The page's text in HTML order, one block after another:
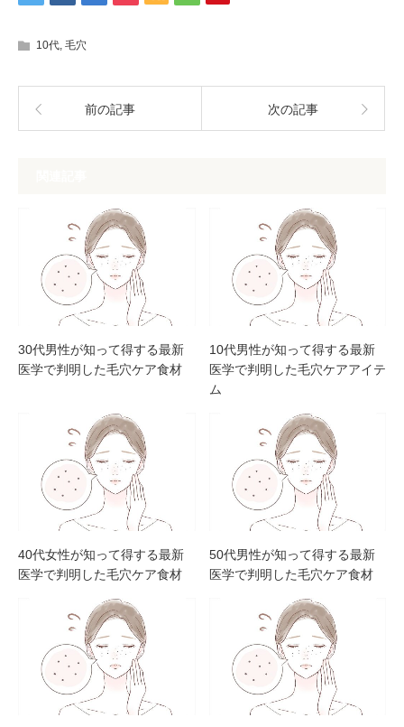
10代 毛穴
前の記事 次の記事
30代男性が知って得する最新
医学で判明した毛穴ケア食材
10代男性が知って得する最新
医学で判明した毛穴ケアアイテ
ム
40代女性が知って得する最新
医学で判明した毛穴ケア食材
50代男性が知って得する最新
医学で判明した毛穴ケア食材